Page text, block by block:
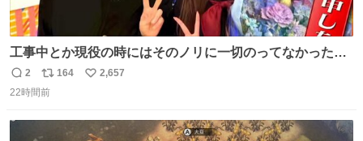
工事中とか現役の時にはそのノリに一切のってなかった1
番の「設楽の女」が卒業して頭角を現しはじめてて大好き
返
信
2
リ
ポ
164
い
数
2,657
22時間前